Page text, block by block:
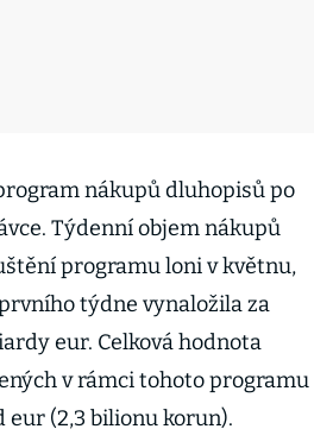
nákupů dluhopisů po
Týdenní objem nákupů
programu loni v květnu,
týdne vynaložila za
eur. Celková hodnota
v rámci tohoto programu
(2,3 bilionu korun).